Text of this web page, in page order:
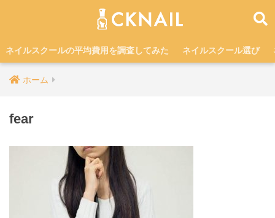
ネイルスクールの平均費用を調査してみた ネイルスクール選び
ホーム
fear